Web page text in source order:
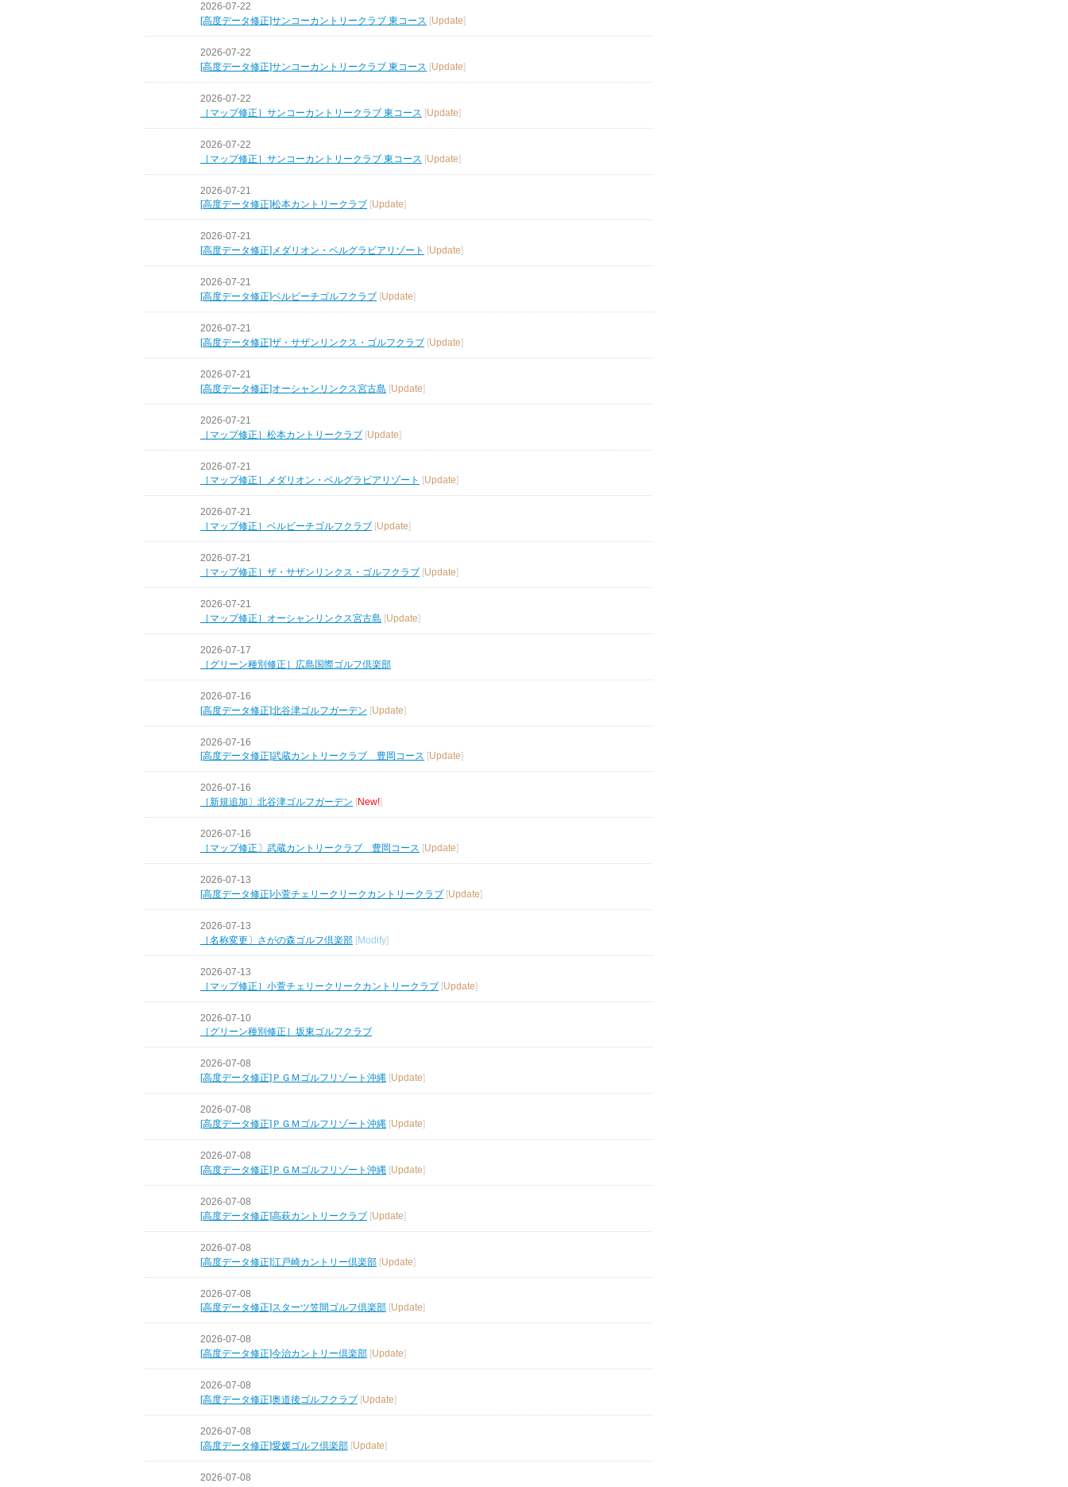
2026-07-22
[高度データ修正]サンコーカントリークラブ 東コース [Update]
2026-07-22
[高度データ修正]サンコーカントリークラブ 東コース [Update]
2026-07-22
［マップ修正］サンコーカントリークラブ 東コース [Update]
2026-07-22
［マップ修正］サンコーカントリークラブ 東コース [Update]
2026-07-21
[高度データ修正]松本カントリークラブ [Update]
2026-07-21
[高度データ修正]メダリオン・ベルグラビアリゾート [Update]
2026-07-21
[高度データ修正]ベルビーチゴルフクラブ [Update]
2026-07-21
[高度データ修正]ザ・サザンリンクス・ゴルフクラブ [Update]
2026-07-21
[高度データ修正]オーシャンリンクス宮古島 [Update]
2026-07-21
［マップ修正］松本カントリークラブ [Update]
2026-07-21
［マップ修正］メダリオン・ベルグラビアリゾート [Update]
2026-07-21
［マップ修正］ベルビーチゴルフクラブ [Update]
2026-07-21
［マップ修正］ザ・サザンリンクス・ゴルフクラブ [Update]
2026-07-21
［マップ修正］オーシャンリンクス宮古島 [Update]
2026-07-17
［グリーン種別修正］広島国際ゴルフ倶楽部
2026-07-16
[高度データ修正]北谷津ゴルフガーデン [Update]
2026-07-16
[高度データ修正]武蔵カントリークラブ 豊岡コース [Update]
2026-07-16
［新規追加〕北谷津ゴルフガーデン [New!]
2026-07-16
［マップ修正〕武蔵カントリークラブ 豊岡コース [Update]
2026-07-13
[高度データ修正]小萱チェリークリークカントリークラブ [Update]
2026-07-13
［名称変更〕さがの森ゴルフ倶楽部 [Modify]
2026-07-13
［マップ修正］小萱チェリークリークカントリークラブ [Update]
2026-07-10
［グリーン種別修正］坂東ゴルフクラブ
2026-07-08
[高度データ修正]ＰＧＭゴルフリゾート沖縄 [Update]
2026-07-08
[高度データ修正]ＰＧＭゴルフリゾート沖縄 [Update]
2026-07-08
[高度データ修正]ＰＧＭゴルフリゾート沖縄 [Update]
2026-07-08
[高度データ修正]高萩カントリークラブ [Update]
2026-07-08
[高度データ修正]江戸崎カントリー倶楽部 [Update]
2026-07-08
[高度データ修正]スターツ笠間ゴルフ倶楽部 [Update]
2026-07-08
[高度データ修正]今治カントリー倶楽部 [Update]
2026-07-08
[高度データ修正]奥道後ゴルフクラブ [Update]
2026-07-08
[高度データ修正]愛媛ゴルフ倶楽部 [Update]
2026-07-08